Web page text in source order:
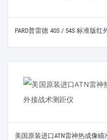
PARD普雷德 40S / 54S 标准版
美国原装进口ATN雷神热成像瞄